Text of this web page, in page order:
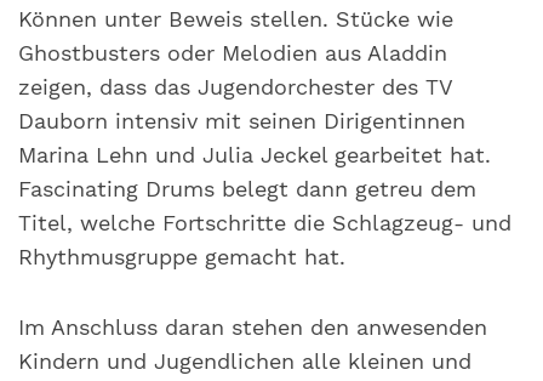
Können unter Beweis stellen. Stücke wie
Ghostbusters oder Melodien aus Aladdin
zeigen, dass das Jugendorchester des TV
Dauborn intensiv mit seinen Dirigentinnen
Marina Lehn und Julia Jeckel gearbeitet hat.
Fascinating Drums belegt dann getreu dem
Titel, welche Fortschritte die Schlagzeug- und
Rhythmusgruppe gemacht hat.
Im Anschluss daran stehen den anwesenden
Kindern und Jugendlichen alle kleinen und